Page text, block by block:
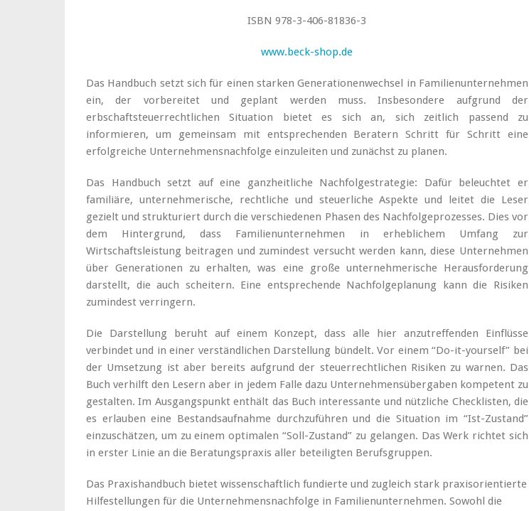
ISBN 978-3-406-81836-3
www.beck-shop.de
Das Handbuch setzt sich für einen starken Generationenwechsel in Familienunternehmen
ein, der vorbereitet und geplant werden muss. Insbesondere aufgrund der
erbschaftsteuerrechtlichen Situation bietet es sich an, sich zeitlich passend zu
informieren, um gemeinsam mit entsprechenden Beratern Schritt für Schritt eine
erfolgreiche Unternehmensnachfolge einzuleiten und zunächst zu planen.
Das Handbuch setzt auf eine ganzheitliche Nachfolgestrategie: Dafür beleuchtet er
familiäre, unternehmerische, rechtliche und steuerliche Aspekte und leitet die Leser
gezielt und strukturiert durch dieverschiedenen Phasen des Nachfolgeprozesses. Dies vor
dem Hintergrund, dass Familienunternehmen in erheblichem Umfang zur
Wirtschaftsleistung beitragen und zumindest versucht werden kann, diese Unternehmen
über Generationen zu erhalten, was eine große unternehmerische Herausforderung
darstellt, die auch scheitern. Eine entsprechende Nachfolgeplanung kann die Risiken
zumindest verringern.
Die Darstellung beruht auf einem Konzept, dass alle hier anzutreffenden Einflüsse
verbindet und in einer verständlichen Darstellung bündelt. Vor einem “Do-it-yourself” bei
der Umsetzung ist aber bereits aufgrund der steuerrechtlichen Risiken zu warnen. Das
Buch verhilft den Lesern aber in jedem Falle dazu Unternehmensübergaben kompetent zu
gestalten. Im Ausgangspunkt enthält das Buch interessante und nützliche Checklisten, die
es erlauben eine Bestandsaufnahme durchzuführen und die Situation im “Ist-Zustand”
einzuschätzen, um zu einem optimalen “Soll-Zustand” zu gelangen. Das Werk richtet sich
in erster Linie an die Beratungspraxis aller beteiligten Berufsgruppen.
Das Praxishandbuch bietet wissenschaftlich fundierte und zugleich stark praxisorientierte
Hilfestellungen für die Unternehmensnachfolge in Familienunternehmen. Sowohl die